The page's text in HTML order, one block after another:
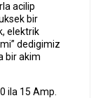
acilip
bir
elektrik
dedigimiz
bir akim
ila 15 Amp.